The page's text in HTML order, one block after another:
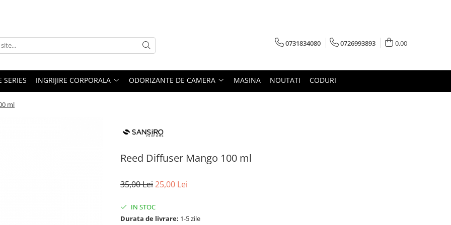
0731834080 0726993893 0,00
SERIES INGRIJIRE CORPORALA ODORIZANTE DE CAMERA MASINA NOUTATI CODURI
ml
Reed Diffuser Mango 100 ml
35,00 Lei25,00 Lei
IN STOC
Durata de livrare: 1-5 zile